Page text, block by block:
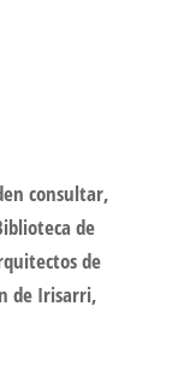
consultar,
de
de
de Irisarri,